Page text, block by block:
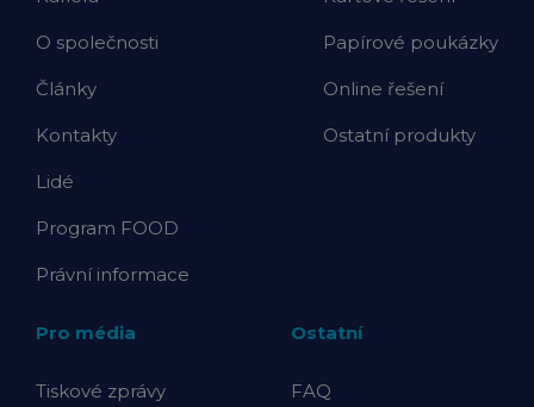
O společnosti
Články
Kontakty
Lidé
Program FOOD
Právní informace
Papírové poukázky
Online řešení
Ostatní produkty
Pro média
Tiskové zprávy
Ostatní
FAQ